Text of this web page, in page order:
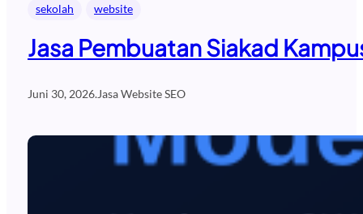
sekolah website
Jasa Pembuatan Siakad
Juni 30, 2026.Jasa Website SEO